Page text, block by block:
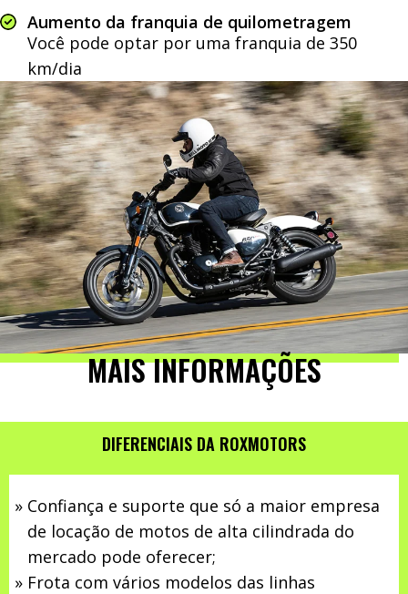
Aumento da franquia de quilometragem
Você pode optar por uma franquia de 350
km/dia
MAIS INFORMAÇÕES
DIFERENCIAIS DA ROXMOTORS
Confiança e suporte que só a maior empresa
de locação de motos de alta cilindrada do
mercado pode oferecer;
Frota com vários modelos das linhas